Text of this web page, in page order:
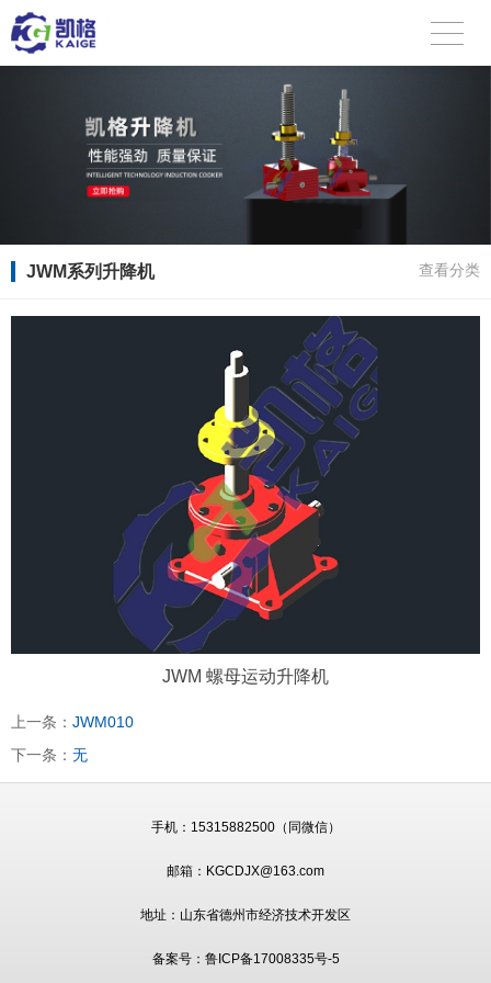
JWM系列升降机 查看分类
JWM 螺母运动升降机
上一条： JWM010
下一条： 无
手机： 15315882500（同微信）
邮箱：KGCDJX@163.com
地址：山东省德州市经济技术开发区
备案号： 鲁ICP备17008335号-5